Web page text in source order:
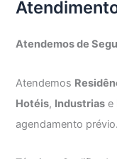
Atendemos de
Atendemos
Hotéis, Industrias e
agendamento prévio.